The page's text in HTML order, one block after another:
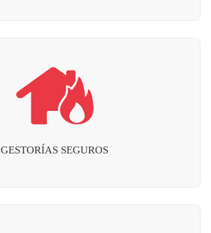
GESTORÍAS SEGUROS